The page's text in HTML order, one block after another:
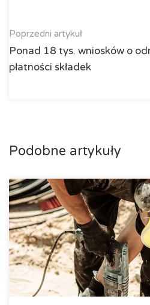
Poprzedni artykuł
Ponad 18 tys. wniosków o
płatności składek
Podobne artykuły